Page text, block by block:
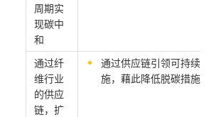
周期实
现碳中
和
通过纤
维行业
的供应
链，扩
通过供应链引领可持续
施，藉此降低脱碳措施